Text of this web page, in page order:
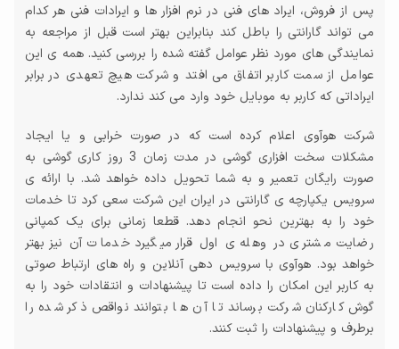
پس از فروش، ایراد های فنی در نرم افزار ها و ایرادات فنی هر کدام
می تواند گارانتی را باطل کند بنابراین بهتر است قبل از مراجعه به
نمایندگی های مورد نظر عوامل گفته شده را بررسی کنید. همه ی این
عوامل از سمت کاربر اتفاق می افتد و شرکت هیچ تعهدی در برابر
ایراداتی که کاربر به موبایل خود وارد می کند ندارد.
شرکت هوآوی اعلام کرده است که در صورت خرابی و یا ایجاد
مشکلات سخت افزاری گوشی در مدت زمان 3 روز کاری گوشی به
صورت رایگان تعمیر و به شما تحویل داده خواهد شد. با ارائه ی
سرویس یکپارچه ی گارانتی در ایران این شرکت سعی کرد تا خدمات
خود را به بهترین نحو انجام دهد. قطعا زمانی برای یک کمپانی
رضایت مشتری در وهله ی اول قرار میگیرد خدمات آن نیز بهتر
خواهد بود. هوآوی با سرویس دهی آنلاین و راه های ارتباط صوتی
به کاربر این امکان را داده است تا پیشنهادات و انتقادات خود را به
گوش کارکنان شرکت برساند تا آن ها بتوانند نواقص ذکر شده را
برطرف و پیشنهادات را ثبت کنند.